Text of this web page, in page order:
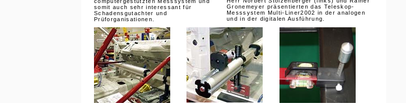
somit auch sehr interessant für
Schadensgutachter und
Prüforganisationen.
Gronemeyer präsentierten das Teleskop-
Messsystem Multi-Liner2002 in der analogen
und in der digitalen Ausführung.